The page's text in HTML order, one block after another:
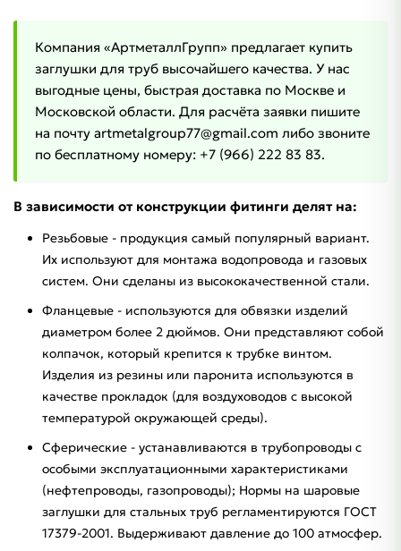
Компания «АртметаллГрупп» предлагает купить
заглушки для труб высочайшего качества. У нас
выгодные цены, быстрая доставка по Москве и
Московской области. Для расчёта заявки пишите
на почту artmetalgroup77@gmail.com либо звоните
по бесплатному номеру: +7 (966) 222 83 83.
В зависимости от конструкции фитинги делят на:
Резьбовые - продукция самый популярный вариант.
Их используют для монтажа водопровода и газовых
систем. Они сделаны из высококачественной стали.
Фланцевые - используются для обвязки изделий
диаметром более 2 дюймов. Они представляют собой
колпачок, который крепится к трубке винтом.
Изделия из резины или паронита используются в
качестве прокладок (для воздуховодов с высокой
температурой окружающей среды).
Сферические - устанавливаются в трубопроводы с
особыми эксплуатационными характеристиками
(нефтепроводы, газопроводы); Нормы на шаровые
заглушки для стальных труб регламентируются ГОСТ
17379-2001. Выдерживают давление до 100 атмосфер.